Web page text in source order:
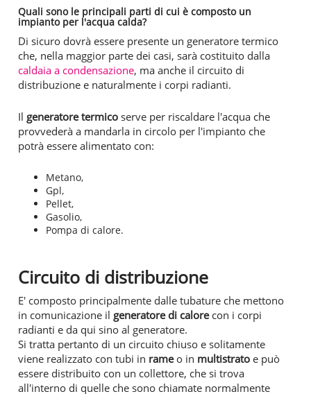
Quali sono le principali parti di cui è composto un
impianto per l'acqua calda?
Di sicuro dovrà essere presente un generatore termico
che, nella maggior parte dei casi, sarà costituito dalla
caldaia a condensazione, ma anche il circuito di
distribuzione e naturalmente i corpi radianti.
Il generatore termico serve per riscaldare l'acqua che
provvederà a mandarla in circolo per l'impianto che
potrà essere alimentato con:
Metano,
Gpl,
Pellet,
Gasolio,
Pompa di calore.
Circuito di distribuzione
E' composto principalmente dalle tubature che mettono
in comunicazione il generatore di calorecon i corpi
radianti e da qui sino al generatore.
Si tratta pertanto di un circuito chiuso e solitamente
viene realizzato con tubi in rameo in multistrato e può
essere distribuito con un collettore, che si trova
all'interno di quelle che sono chiamate normalmente